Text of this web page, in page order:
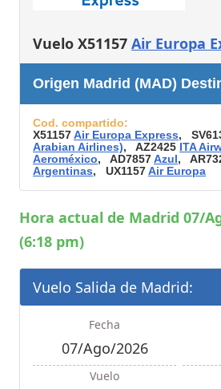
Vuelo X51157 Air Europa
Origen Madrid (MAD)
Cod. compartido:
X51157Air Europa Express,
Arabian Airlines), AZ2425 ITA
Aeroméxico, AD7857Azul,
Argentinas, UX1157Air Europa
Hora actual de Madrid 07/
(6:18 pm)
Vuelo Salida de Madrid:
Fecha
07/Ago/2026
Vuelo